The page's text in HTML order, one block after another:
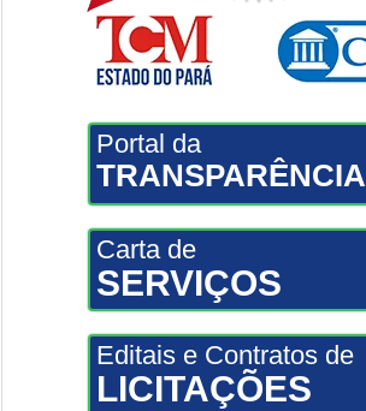
Portal da
TRANSPARÊNCIA
Carta de
SERVIÇOS
Editais e Contratos de
LICITAÇÕES